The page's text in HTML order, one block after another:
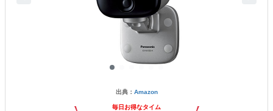
出典： Amazon
毎日お得なタイム